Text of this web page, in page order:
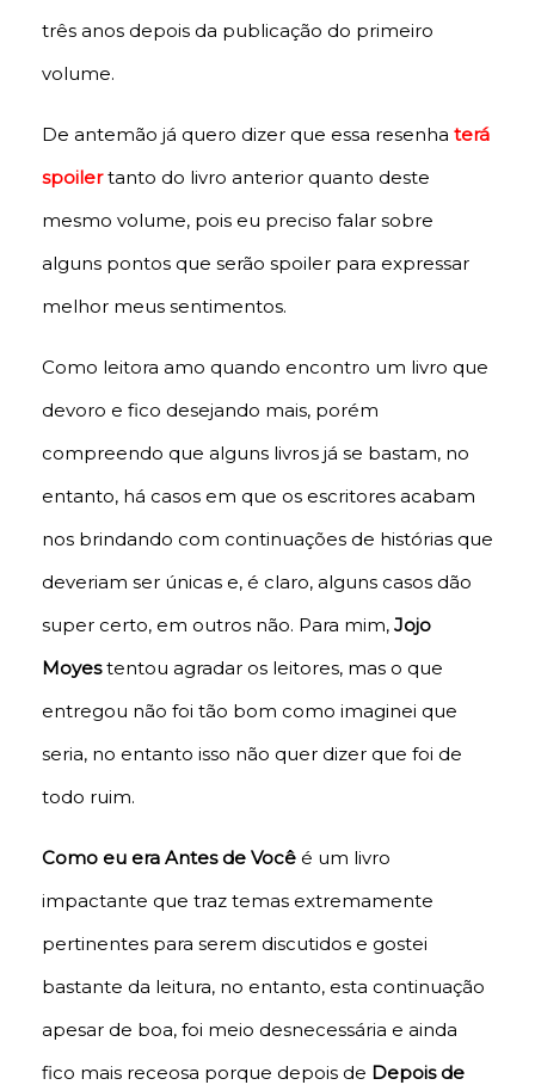
três anos depois da publicação do primeiro
volume.
De antemão já quero dizer que essa resenha terá
spoilertanto do livro anterior quanto deste
mesmo volume, pois eu preciso falar sobre
alguns pontos que serão spoiler para expressar
melhor meus sentimentos.
Como leitora amo quando encontro um livro que
devoro e fico desejando mais, porém
compreendo que alguns livros já se bastam, no
entanto, há casos em que os escritores acabam
nos brindando com continuações de histórias que
deveriam ser únicas e, é claro, alguns casos dão
super certo, em outros não. Para mim, Jojo
Moyestentou agradar os leitores, mas o que
entregou não foi tão bom como imaginei que
seria, no entanto isso não quer dizer que foi de
todo ruim.
Como eu era Antes de Você é um livro
impactante que traz temas extremamente
pertinentes para serem discutidos e gostei
bastante da leitura, no entanto, esta continuação
apesar de boa, foi meio desnecessária e ainda
fico mais receosa porque depois de Depois de